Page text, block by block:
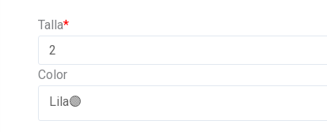
*
Talla
Color